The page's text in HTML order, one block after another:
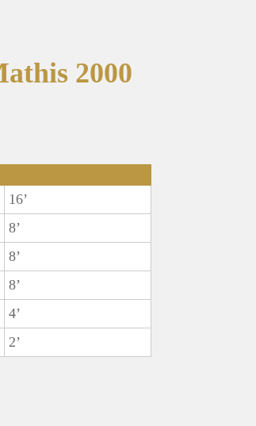
2000
16’
8’
8’
8’
4’
2’